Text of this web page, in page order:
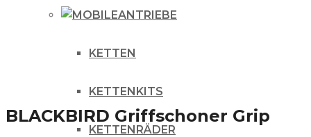
ANTRIEBE
KETTEN
KETTENKITS
KETTENRÄDER
BLACKBIRD Griffschoner Grip